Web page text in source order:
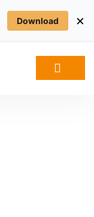
Download ×